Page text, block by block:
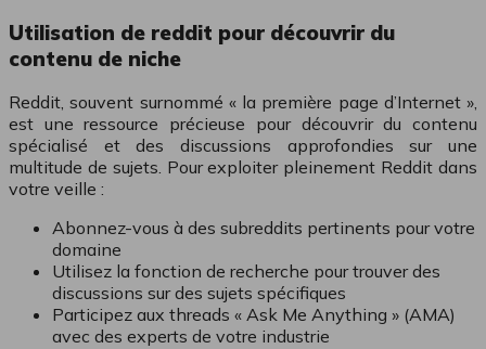
Utilisation de reddit pour découvrir du
contenu de niche
Reddit, souvent surnommé « la première page d’Internet »,
est une ressource précieuse pour découvrir du contenu
spécialisé et des discussions approfondies sur une
multitude de sujets. Pour exploiter pleinement Reddit dans
votre veille :
Abonnez-vous à des subreddits pertinents pour votre
domaine
Utilisez la fonction de recherche pour trouver des
discussions sur des sujets spécifiques
Participez aux threads « Ask Me Anything » (AMA)
avec des experts de votre industrie